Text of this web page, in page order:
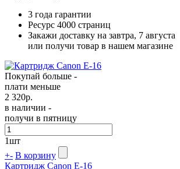
3 года гарантии
Ресурс 4000 страниц
Закажи доставку на завтра, 7 августа
или получи товар в нашем магазине
Покупай больше -
плати меньше
2 320р.
в наличии -
получи в пятницу
1шт
+- В корзину
Картридж Canon E-16